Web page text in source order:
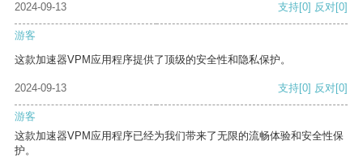
2024-09-13
支持[0] 反对[0]
游客
这款加速器VPM应用程序提供了顶级的安全性和隐私保护。
2024-09-13 支持[0] 反对[0]
游客
这款加速器VPM应用程序已经为我们带来了无限的流畅体验和安全性保
护。